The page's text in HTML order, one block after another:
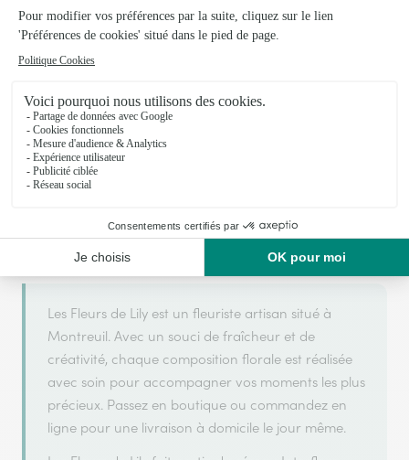
Votre fleuriste artisan à Montreuil
obtenu le labelARGENTen2025pour sa qualité de
service.
Les Fleurs de Lily est un fleuriste artisan situé à
Montreuil. Avec un souci de fraîcheur et de
créativité, chaque composition florale est réalisée
avec soin pour accompagner vos moments les plus
précieux. Passez en boutique ou commandez en
ligne pour une livraison à domicile le jour même.